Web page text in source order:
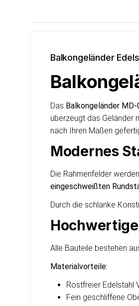
Balkongeländer
Das Balkongeländer
überzeugt das Geländer
nach Ihren Maßen
Modernes
Die Rahmenfelder
eingeschweißten
Durch die schlanke
Alle Bauteile bestehen
Materialvorteile:
Rostfreier Edelstahl
Fein geschliffene